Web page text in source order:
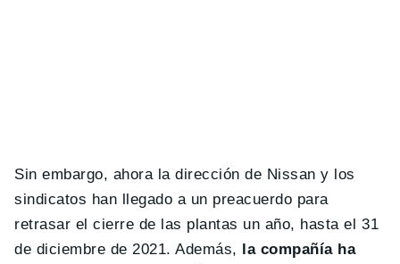
Sin embargo, ahora la dirección de Nissan y los
sindicatos han llegado a un preacuerdo para
retrasar el cierre de las plantas un año, hasta el 31
de diciembre de 2021. Además, la compañía ha